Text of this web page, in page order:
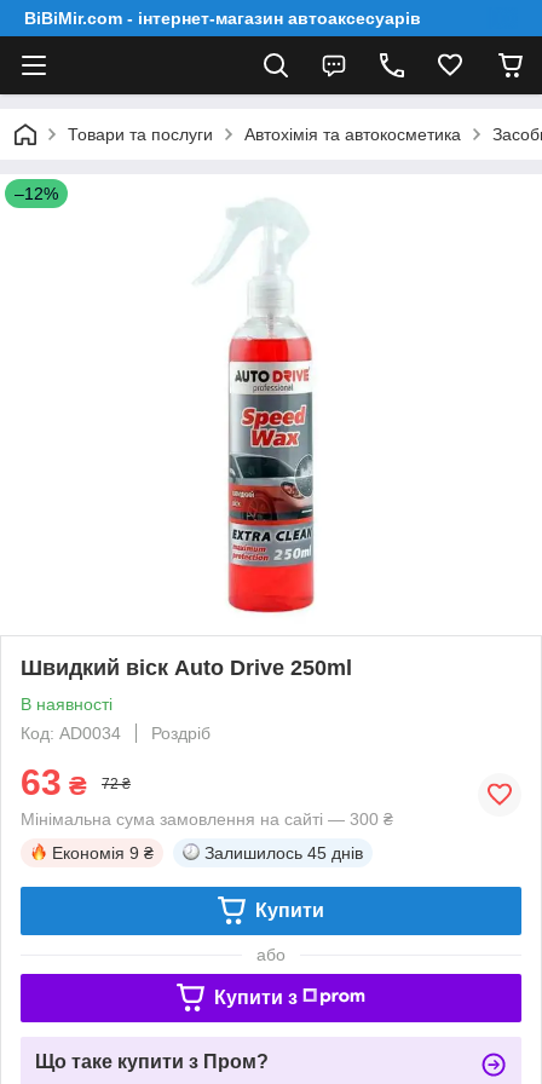
BiBiMir.com - інтернет-магазин автоаксесуарів
Товари та послуги Автохімія та автокосметика
–12%
Швидкий віск Auto Drive 250ml
В наявності
Код: AD0034
Роздріб
63 ₴ 72 ₴
Мінімальна сума замовлення на сайті — 300 ₴
Економія 9 ₴ Залишилось 45 днів
Купити
або
Купити з
Що таке купити з Пром?